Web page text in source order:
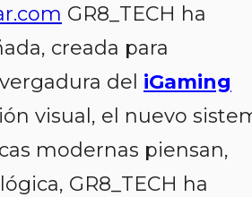
GR8_TECH ha
creada para
del iGaming
visual, el nuevo
modernas piensan,
GR8_TECH ha